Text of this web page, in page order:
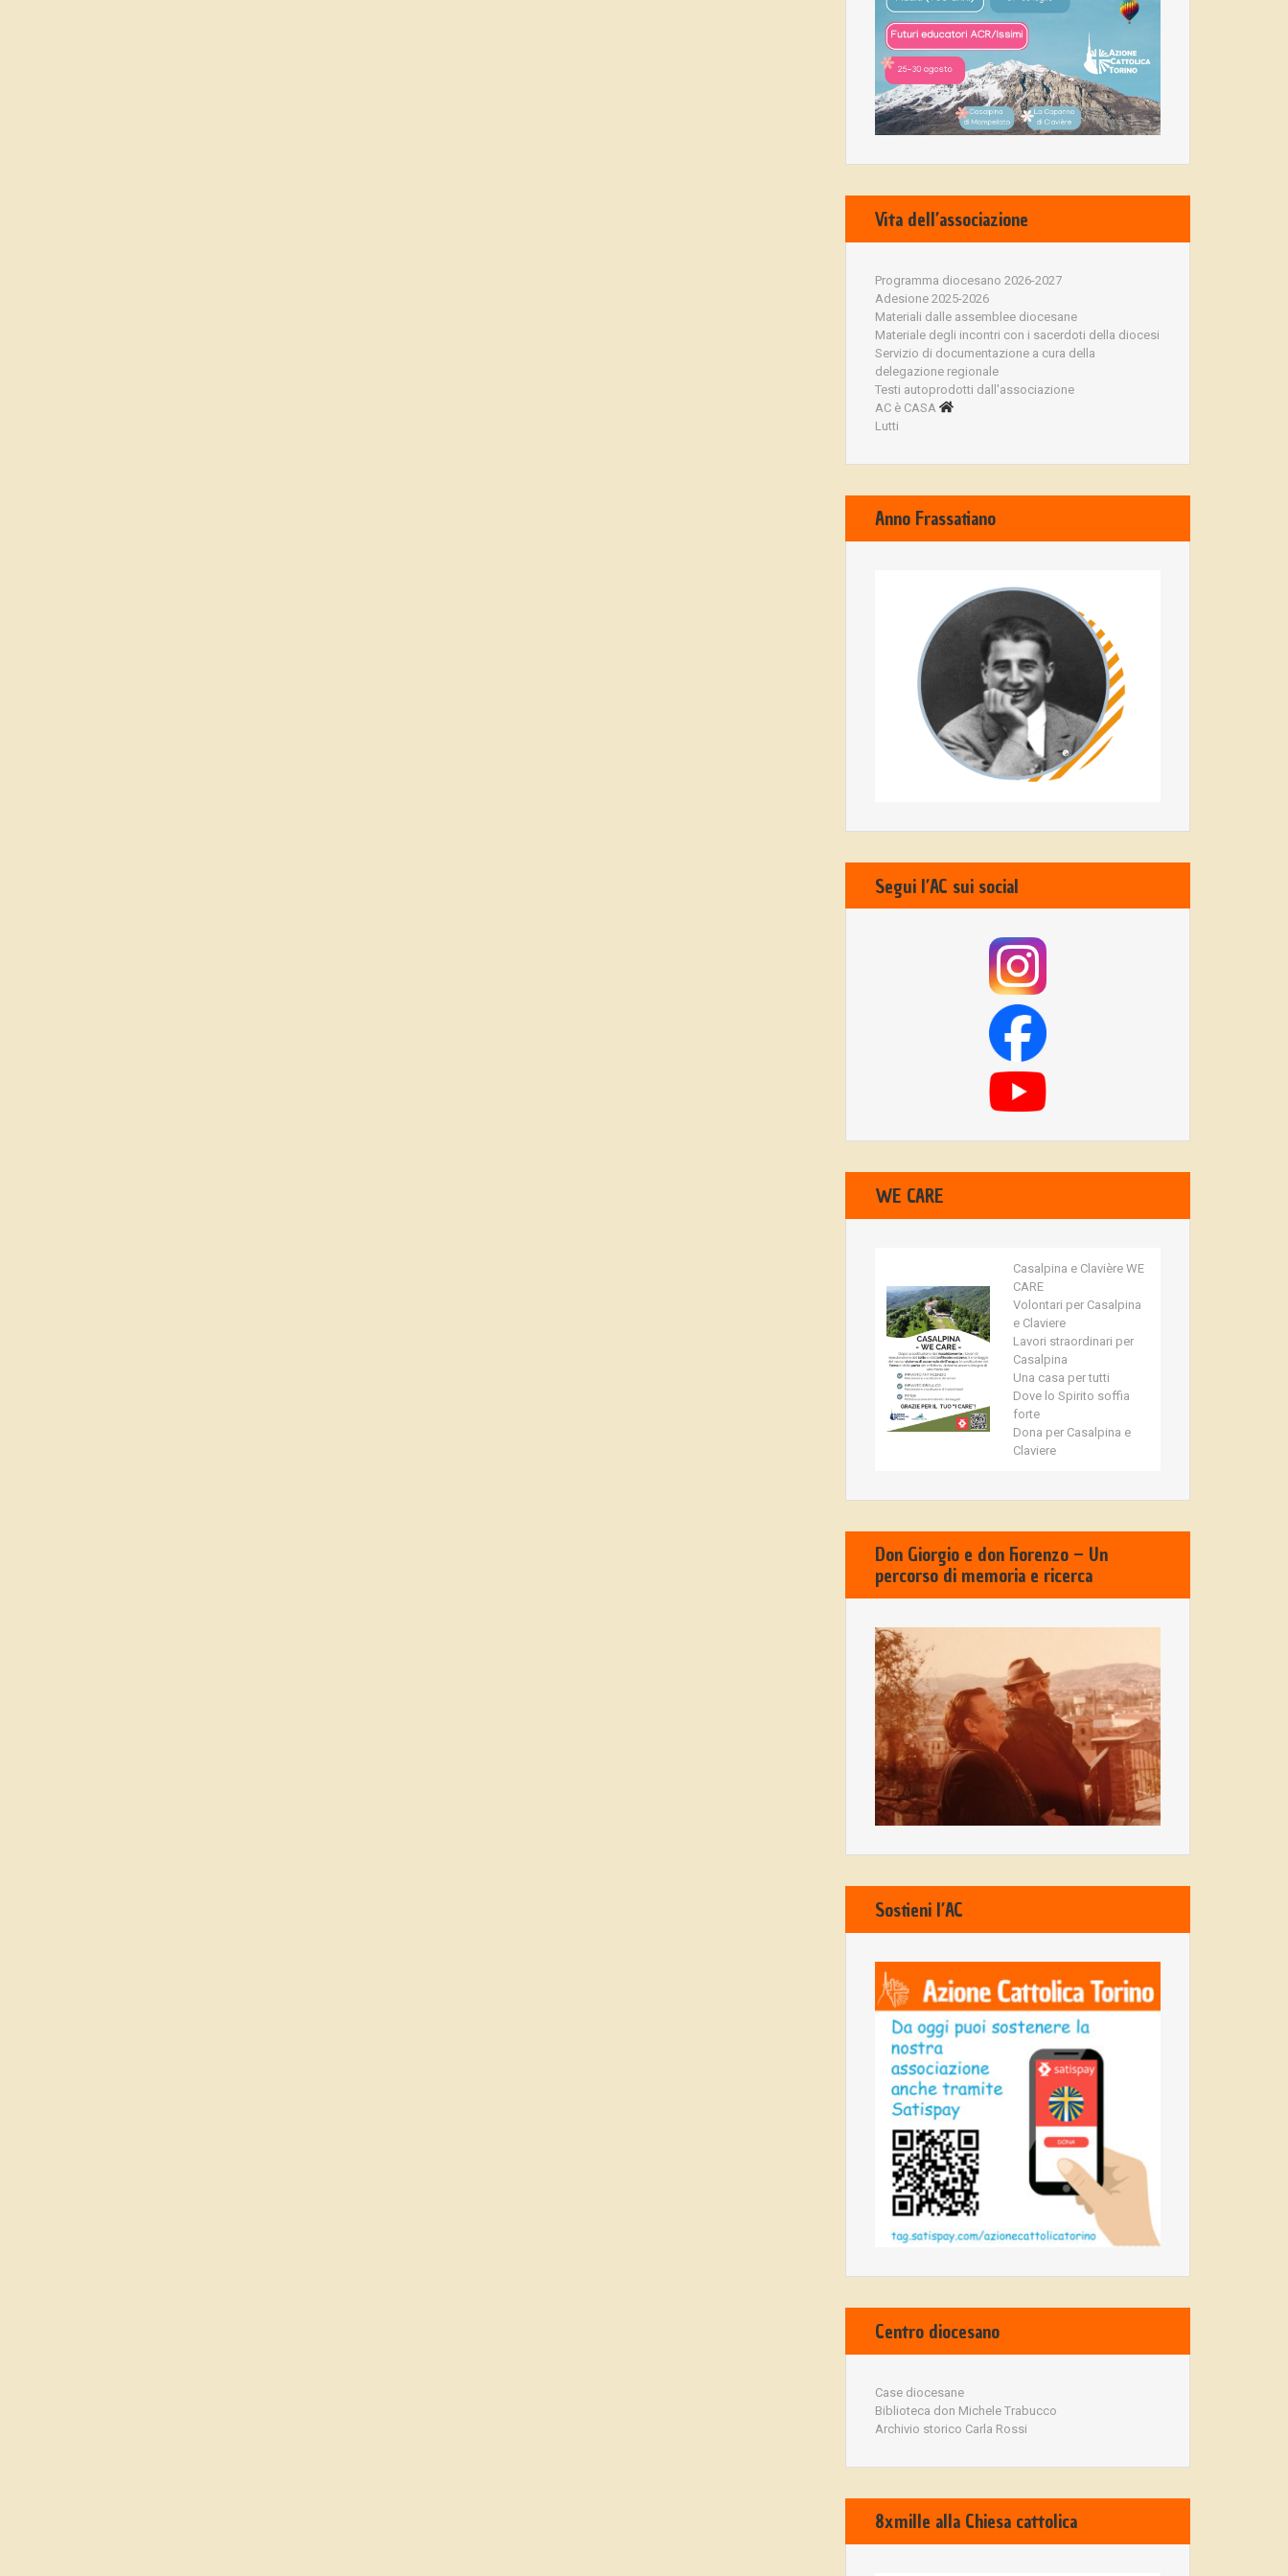
Vita dell’associazione
Programma diocesano 2026-2027
Adesione 2025-2026
Materiali dalle assemblee diocesane
Materiale degli incontri con i sacerdoti della diocesi
Servizio di documentazione a cura della
delegazione regionale
Testi autoprodotti dall'associazione
AC è CASA
Lutti
Anno Frassatiano
Segui l’AC sui social
WE CARE
Casalpina e Clavière WE
CARE
Volontari per Casalpina
e Claviere
Lavori straordinari per
Casalpina
Una casa per tutti
Dove lo Spirito soffia
forte
Dona per Casalpina e
Claviere
Don Giorgio e don Fiorenzo – Un
percorso di memoria e ricerca
Sostieni l’AC
Centro diocesano
Case diocesane
Biblioteca don Michele Trabucco
Archivio storico Carla Rossi
8xmille alla Chiesa cattolica